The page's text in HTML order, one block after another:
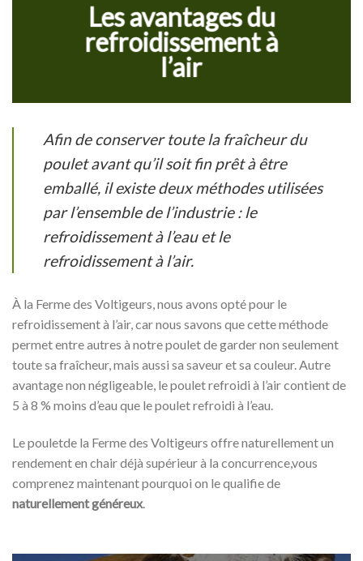
Les avantages du
refroidissement à
l’air
Afin de conserver toute la fraîcheur du
poulet avant qu’il soit fin prêt à être
emballé, il existe deux méthodes utilisées
par l’ensemble de l’industrie : le
refroidissement à l’eau et le
refroidissement à l’air.
À la Ferme des Voltigeurs, nous avons opté pour le
refroidissement à l’air, car nous savons que cette méthode
permet entre autres à notre poulet de garder non seulement
toute sa fraîcheur, mais aussi sa saveur et sa couleur. Autre
avantage non négligeable, le poulet refroidi à l’air contient de
5 à 8 % moins d’eau que le poulet refroidi à l’eau.
Le pouletde la Ferme des Voltigeurs offre naturellement un
rendement en chair déjà supérieur à la concurrence,vous
comprenez maintenant pourquoi on le qualifie de
naturellement généreux.